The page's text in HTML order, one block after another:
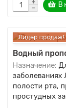
В
Лидер продаж!
Водный
Назначение:
заболеваниях
полости рта,
простудных